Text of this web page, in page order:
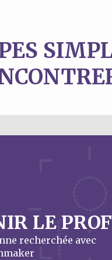
LE
recherchée avec